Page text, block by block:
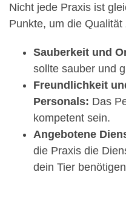
Nicht jede Praxis ist
Punkte, um die Qualität
Sauberkeit und
sollte sauber und
Freundlichkeit
Personals: Das
kompetent sein.
Angebotene
die Praxis die
dein Tier